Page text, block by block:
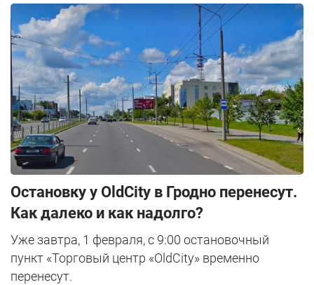
Остановку у OldCity в Гродно перенесут.
Как далеко и как надолго?
Уже завтра, 1 февраля, с 9:00 остановочный
пункт «Торговый центр «OldCity» временно
перенесут.